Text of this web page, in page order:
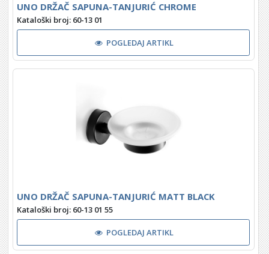
UNO DRŽAČ SAPUNA-TANJURIĆ CHROME
Kataloški broj: 60-13 01
POGLEDAJ ARTIKL
UNO DRŽAČ SAPUNA-TANJURIĆ MATT BLACK
Kataloški broj: 60-13 01 55
POGLEDAJ ARTIKL